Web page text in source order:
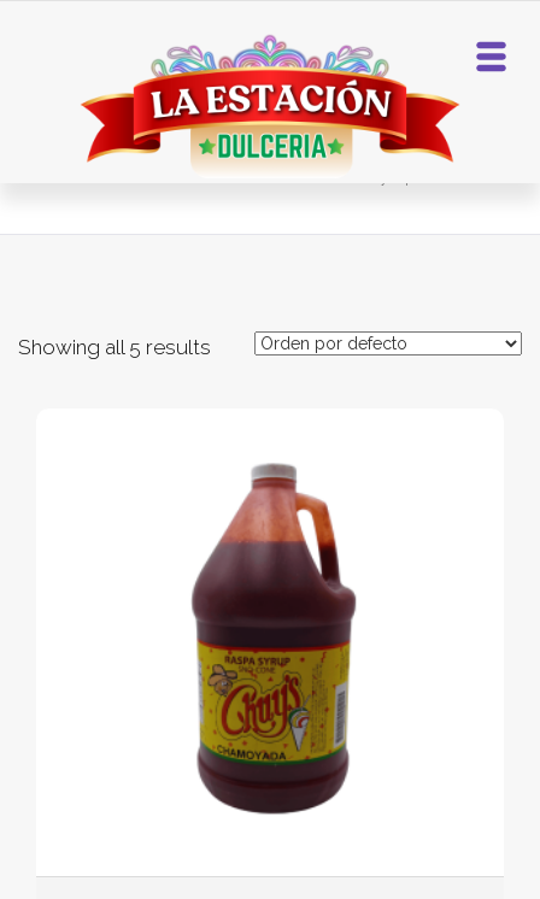
Home
Showing all 5 results